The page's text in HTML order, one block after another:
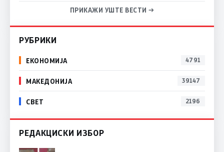
ПРИКАЖИ УШТЕ ВЕСТИ →
РУБРИКИ
ЕКОНОМИЈА 4791
МАКЕДОНИЈА 39147
СВЕТ 2196
РЕДАКЦИСКИ ИЗБОР